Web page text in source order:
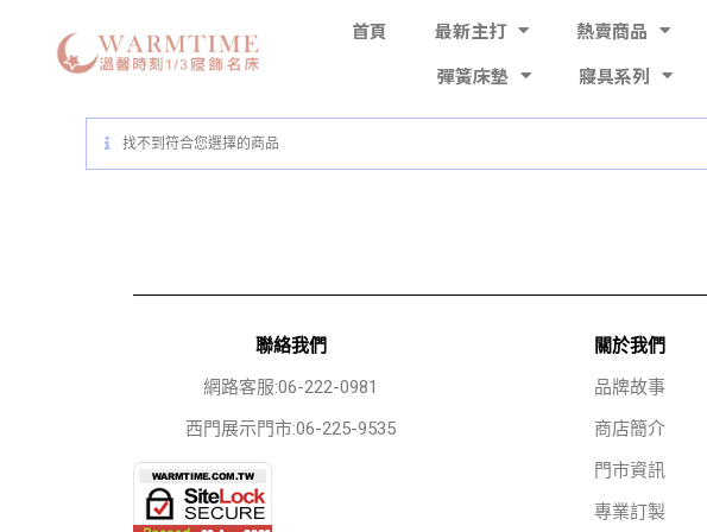
首頁 最新主打 熱賣商品
彈簧床墊
寢具系列
找不到符合您選擇的商品
聯絡我們
網路客服:06-222-0981
西門展示門市:06-225-9535
關於我們
品牌故事
商店簡介
門市資訊
專業訂製